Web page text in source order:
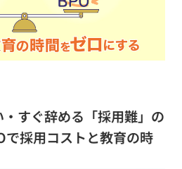
すぐ辞める「採用難」の
採用コストと教育の時